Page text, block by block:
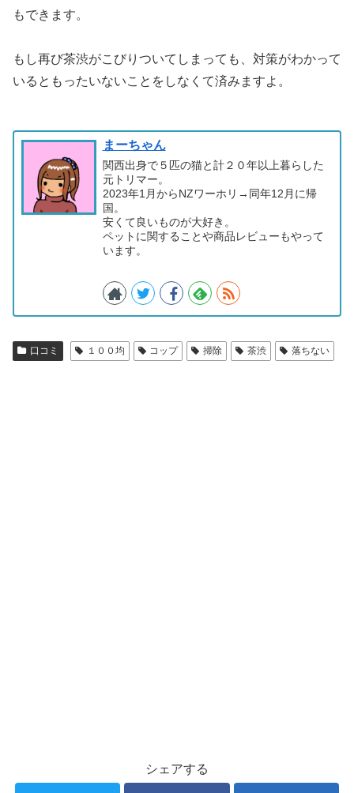
もできます。
もし再び茶渋がこびりついてしまっても、対策がわかって
いるともったいないことをしなくて済みますよ。
まーちゃん
関西出身で５匹の猫と計２０年以上暮らした
元トリマー。
2023年1月からNZワーホリ→同年12月に帰
国。
安くて良いものが大好き。
ペットに関することや商品レビューもやって
います。
口コミ １００均 コップ 掃除 茶渋 落ちない
シェアする